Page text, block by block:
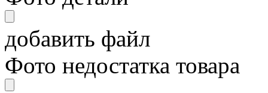
добавить файл
Фото недостатка товара